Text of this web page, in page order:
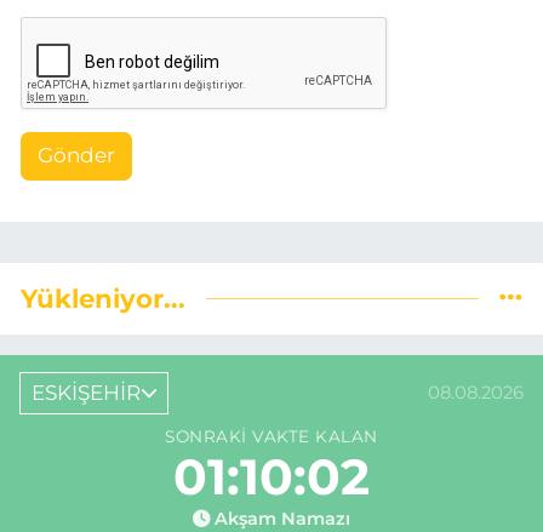
Gönder
Yükleniyor...
ESKİŞEHİR 08.08.2026
SONRAKI VAKTE KALAN
01:10:01
Akşam Namazı